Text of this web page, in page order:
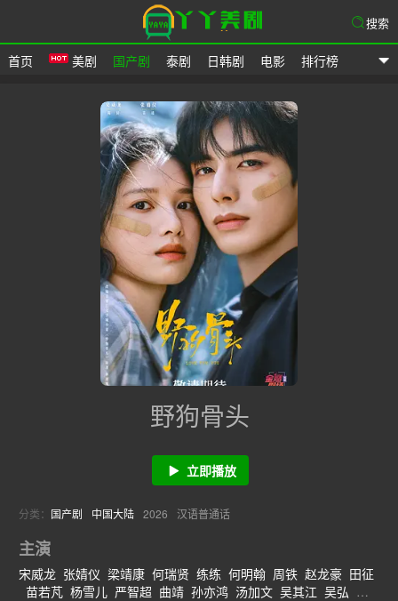
首页 美剧 国产剧 泰剧 日韩剧 电影 排行榜
搜索
野狗骨头
立即播放
分类： 国产剧 中国大陆 2026 汉语普通话
主演
宋威龙 张婧仪 梁靖康 何瑞贤 练练 何明翰 周铁 赵龙豪 田征
苗若芃 杨雪儿 严智超 曲靖 孙亦鸿 汤加文 吴其江 吴弘